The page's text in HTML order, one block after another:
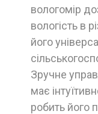
вологомір
вологість в
його
Зручне
має
робить його